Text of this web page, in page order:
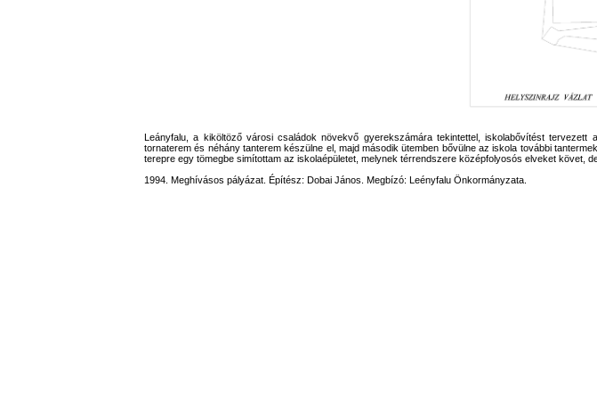
Leányfalu, a kiköltöző városi családok növekvő gyerekszámára tekintettel, iskolabővítést
tornaterem és néhány tanterem készülne el, majd második ütemben bővülne az iskola további
terepre egy tömegbe simítottam az iskolaépületet, melynek térrendszere középfolyosós elveket követ,
1994. Meghívásos pályázat. Építész: Dobai János. Megbízó: Leényfalu Önkormányzata.